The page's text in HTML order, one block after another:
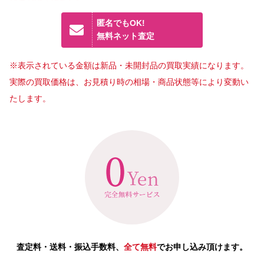
匿名でもOK!
無料ネット査定
※表示されている金額は新品・未開封品の買取実績になります。
実際の買取価格は、お見積り時の相場・商品状態等により変動い
たします。
査定料・送料・振込手数料、 全て無料でお申し込み頂けます。